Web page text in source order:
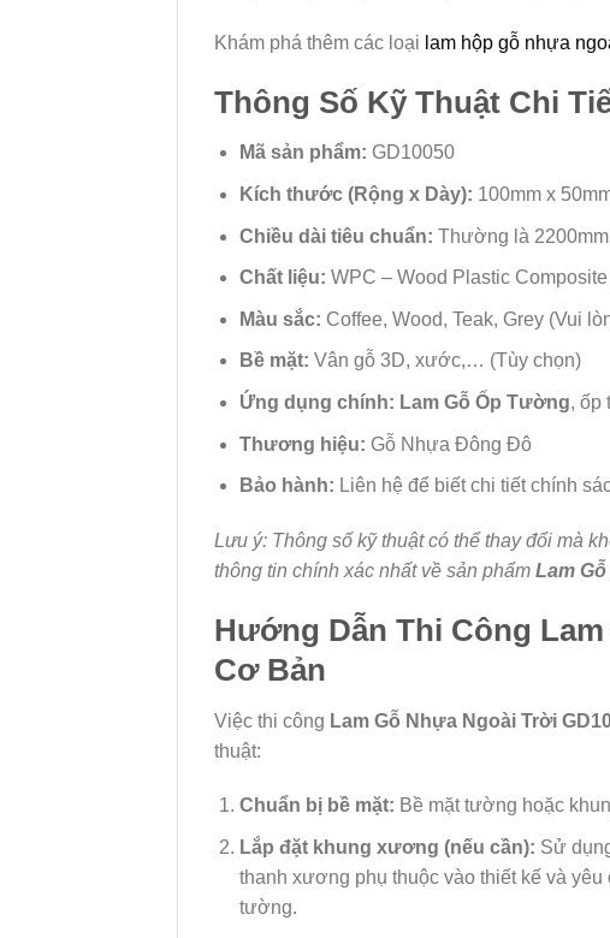
Khám phá thêm các loại lam hộp gỗ nhựa
Thông Số Kỹ Thuật Chi
Mã sản phẩm: GD10050
Kích thước (Rộng x Dày): 100mm x
Chiều dài tiêu chuẩn: Thường là
Chất liệu: WPC – Wood Plastic
Màu sắc: Coffee, Wood, Teak, Grey (Vui
Bề mặt: Vân gỗ 3D, xước,… (Tùy chọn)
Ứng dụng chính: Lam Gỗ Ốp Tường, ốp
Thương hiệu: Gỗ Nhựa Đông Đô
Bảo hành: Liên hệ để biết chi tiết chính
Lưu ý: Thông số kỹ thuật có thể thay đổi mà
thông tin chính xác nhất về sản phẩm Lam
Hướng Dẫn Thi Công
Cơ Bản
Việc thi công Lam Gỗ Nhựa Ngoài Trời
thuật:
Chuẩn bị bề mặt: Bề mặt tường hoặc
Lắp đặt khung xương (nếu cần): Sử
thanh xương phụ thuộc vào thiết kế và
tường.